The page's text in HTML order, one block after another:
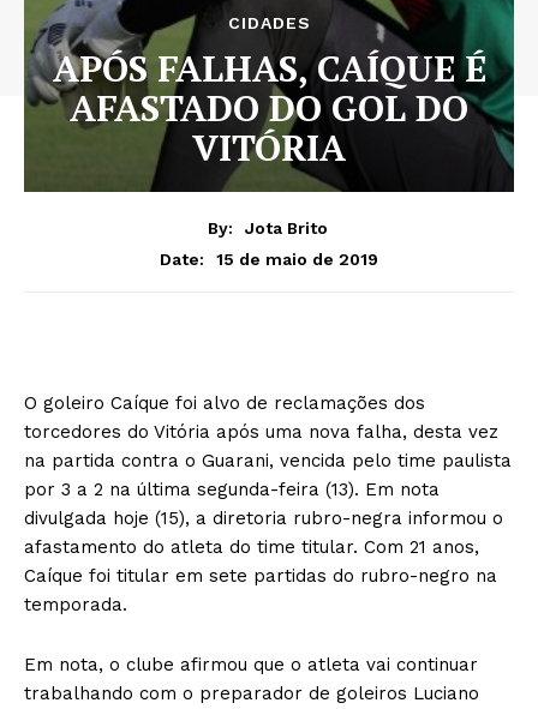
CIDADES
APÓS FALHAS, CAÍQUE É
AFASTADO DO GOL DO
VITÓRIA
By:
Jota Brito
Date:
15 de maio de 2019
O goleiro Caíque foi alvo de reclamações dos
torcedores do Vitória após uma nova falha, desta vez
na partida contra o Guarani, vencida pelo time paulista
por 3 a 2 na última segunda-feira (13). Em nota
divulgada hoje (15), a diretoria rubro-negra informou o
afastamento do atleta do time titular. Com 21 anos,
Caíque foi titular em sete partidas do rubro-negro na
temporada.
Em nota, o clube afirmou que o atleta vai continuar
trabalhando com o preparador de goleiros Luciano